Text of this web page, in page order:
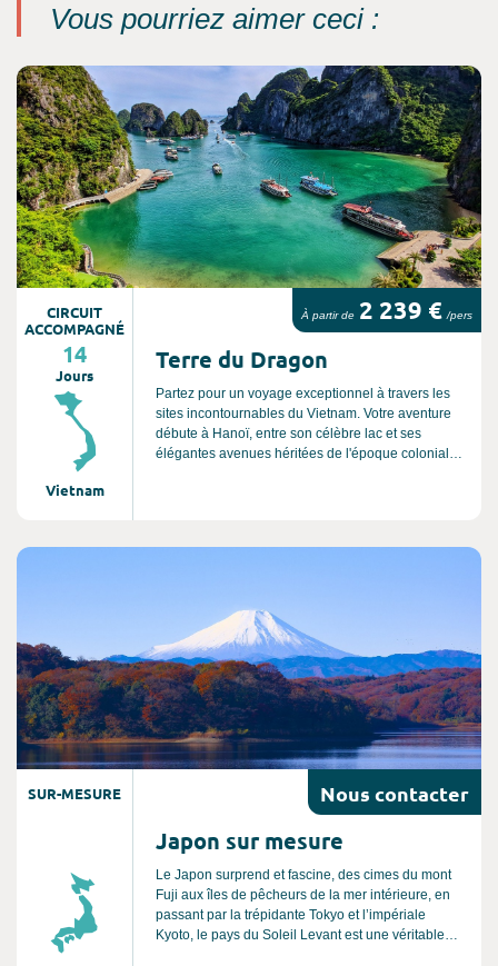
Vous pourriez aimer ceci :
CIRCUIT
ACCOMPAGNÉ
14
Jours
Vietnam
À partir de 2 239 € /pers
Terre du Dragon
Partez pour un voyage exceptionnel à travers les
sites incontournables du Vietnam. Votre aventure
débute à Hanoï, entre son célèbre lac et ses
élégantes avenues héritées de l'époque coloniale.
dernière étape de ce circuit riche en découvertes.
Consultez l'offre de voyage
SUR-MESURE Nous contacter
Japon sur mesure
Le Japon surprend et fascine, des cimes du mont
Fuji aux îles de pêcheurs de la mer intérieure, en
passant par la trépidante Tokyo et l’impériale
Kyoto, le pays du Soleil Levant est une véritable
Consultez l'offre de voyage